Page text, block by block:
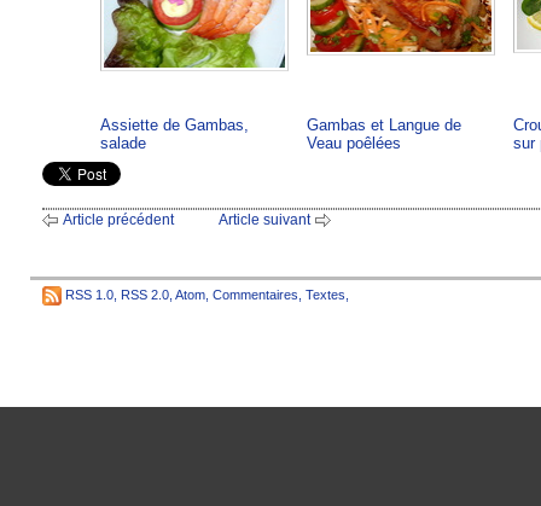
Assiette de Gambas,
salade
Gambas et Langue de
Veau poêlées
sur
Article précédent Article suivant
RSS 1.0 RSS 2.0 Atom Commentaires Textes